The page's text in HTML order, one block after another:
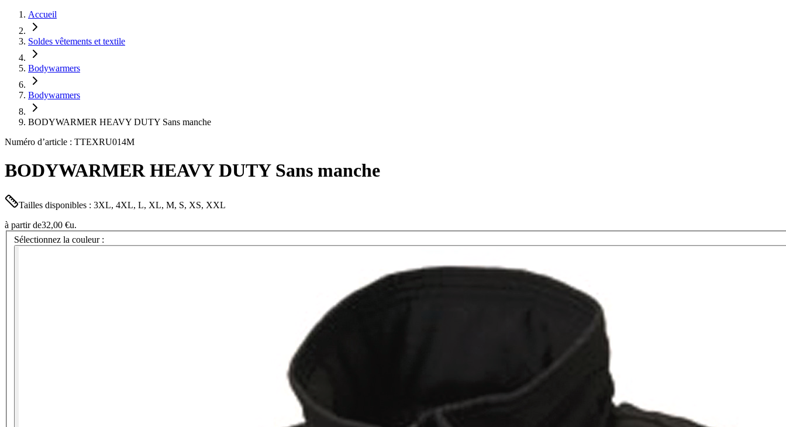
Accueil
Soldes vêtements et textile
Bodywarmers
Bodywarmers
BODYWARMER HEAVY DUTY Sans manche
Numéro d’article : TTEXRU014M
BODYWARMER HEAVY DUTY Sans manche
Tailles disponibles : 3XL, 4XL, L, XL, M, S, XS, XXL
à partir de32,00 €u.
Sélectionnez la couleur :